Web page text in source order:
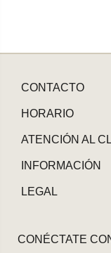
CONTACTO
HORARIO
ATENCIÓN AL
INFORMACIÓN
LEGAL
CONÉCTATE